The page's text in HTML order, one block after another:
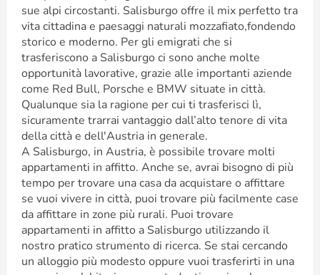
sue alpi circostanti. Salisburgo offre il mix perfetto tra
vita cittadina e paesaggi naturali mozzafiato,fondendo
storico e moderno. Per gli emigrati che si
trasferiscono a Salisburgo ci sono anche molte
opportunità lavorative, grazie alle importanti aziende
come Red Bull, Porsche e BMW situate in città.
Qualunque sia la ragione per cui ti trasferisci lì,
sicuramente trarrai vantaggio dall’alto tenore di vita
della città e dell'Austria in generale.
A Salisburgo, in Austria, è possibile trovare molti
appartamenti in affitto. Anche se, avrai bisogno di più
tempo per trovare una casa da acquistare o affittare
se vuoi vivere in città, puoi trovare più facilmente case
da affittare in zone più rurali. Puoi trovare
appartamenti in affitto a Salisburgo utilizzando il
nostro pratico strumento di ricerca. Se stai cercando
un alloggio più modesto oppure vuoi trasferirti in una